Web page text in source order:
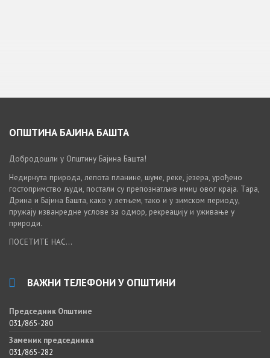
ОПШТИНА БАЈИНА БАШТА
Добродошли у Општину Бајина Башта!
Недирнута природа, лепота планине, шуме, реке, језера, урођено
гостопримство људи, постали су препознатљив имиџ овог краја. Тара,
Дрина и Бајина Башта, како у летњем, тако и у зимском периоду,
пружају изванредне услове за одмор, рекреацију и уживање у
природи.
ПОСЕТИТЕ НАС...
ВАЖНИ ТЕЛЕФОНИ У ОПШТИНИ
Председник Општине
031/865-280
Заменик председника
031/865-282